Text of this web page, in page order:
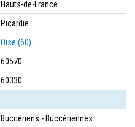
Hauts-de-France
Picardie
Oise (60)
60570
60330
Buccériens - Buccériennes